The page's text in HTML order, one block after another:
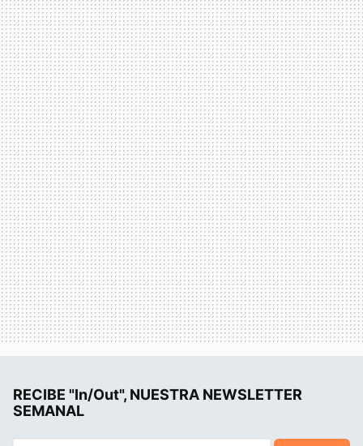
RECIBE "In/Out", NUESTRA NEWSLETTER
SEMANAL